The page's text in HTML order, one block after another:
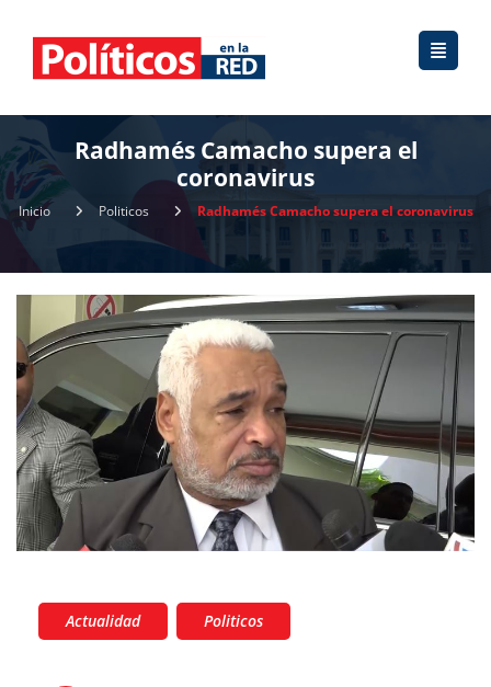
Radhamés Camacho supera el
coronavirus
Inicio Politicos Radhamés Camacho supera el coronavirus
Actualidad Politicos